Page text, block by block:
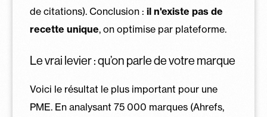
de citations). Conclusion : il n'existe pas de
recette unique, on optimise par plateforme.
Le vrai levier : qu’on parle de votre marque
Voici le résultat le plus important pour une
PME. En analysant 75 000 marques (Ahrefs,